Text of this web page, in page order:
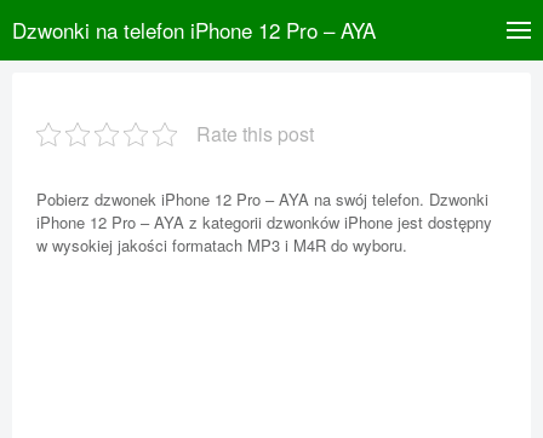
Dzwonki na telefon iPhone 12 Pro – AYA
Rate this post
Pobierz dzwonek iPhone 12 Pro – AYA na swój telefon. Dzwonki
iPhone 12 Pro – AYA z kategorii dzwonków iPhone jest dostępny
w wysokiej jakości formatach MP3 i M4R do wyboru.